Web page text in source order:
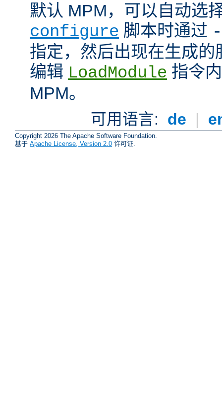
默认 MPM，可以自动选
configure 脚本时通过
指定，然后出现在生成
编辑 LoadModule 指令
MPM。
可用语言: de |
Copyright 2026 The Apache Software Foundation.
基于 Apache License, Version 2.0 许可证.